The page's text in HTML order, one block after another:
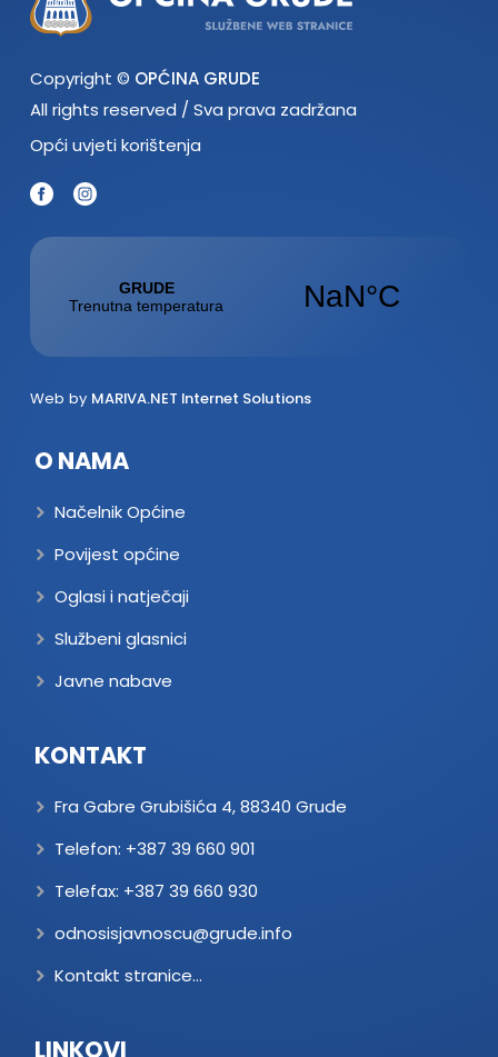
Copyright © OPĆINA GRUDE
All rights reserved / Sva prava zadržana
Opći uvjeti korištenja
Web by MARIVA.NET Internet Solutions
O NAMA
Načelnik Općine
Povijest općine
Oglasi i natječaji
Službeni glasnici
Javne nabave
KONTAKT
Fra Gabre Grubišića 4, 88340 Grude
Telefon: +387 39 660 901
Telefax: +387 39 660 930
odnosisjavnoscu@grude.info
Kontakt stranice...
LINKOVI